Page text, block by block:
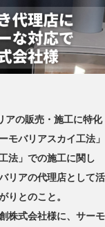
アの販売・施工に特化
モバリアスカイ工法」
法」での施工に関し
リアの代理店として活
りとのこと。
株式会社様に、サーモ